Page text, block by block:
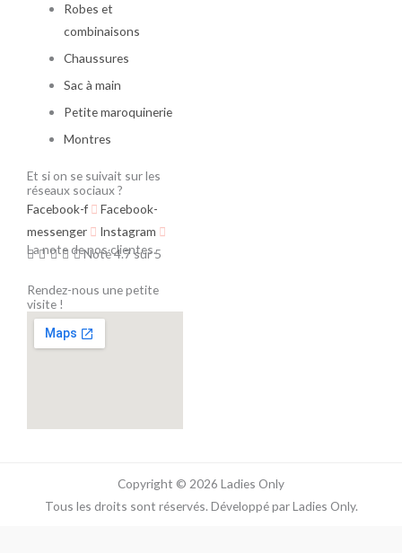
Robes et
combinaisons
Chaussures
Sac à main
Petite maroquinerie
Montres
Et si on se suivait sur les
réseaux sociaux ?
Facebook-f
Facebook-
messenger
Instagram
La note de nos clientes.
    Noté 4.7 sur 5
Rendez-nous une petite
visite !
Copyright © 2026 Ladies Only
Tous les droits sont réservés. Développé par Ladies Only.